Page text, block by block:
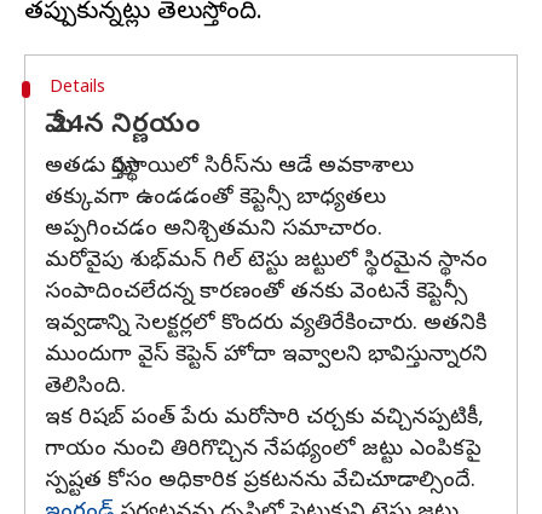
Details
మే 24న నిర్ణయం
అతడు పూర్తిస్థాయిలో సిరీస్‌ను ఆడే అవకాశాలు
తక్కువగా ఉండడంతో కెప్టెన్సీ బాధ్యతలు
అప్పగించడం అనిశ్చితమని సమాచారం.
మరోవైపు శుభ్‌మన్ గిల్ టెస్టు జట్టులో స్థిరమైన స్థానం
సంపాదించలేదన్న కారణంతో తనకు వెంటనే కెప్టెన్సీ
ఇవ్వడాన్ని సెలక్టర్లలో కొందరు వ్యతిరేకించారు. అతనికి
ముందుగా వైస్ కెప్టెన్‌ హోదా ఇవ్వాలని భావిస్తున్నారని
తెలిసింది.
ఇక రిషబ్ పంత్ పేరు మరోసారి చర్చకు వచ్చినప్పటికీ,
గాయం నుంచి తిరిగొచ్చిన నేపథ్యంలో జట్టు ఎంపికపై
స్పష్టత కోసం అధికారిక ప్రకటనను వేచిచూడాల్సిందే.